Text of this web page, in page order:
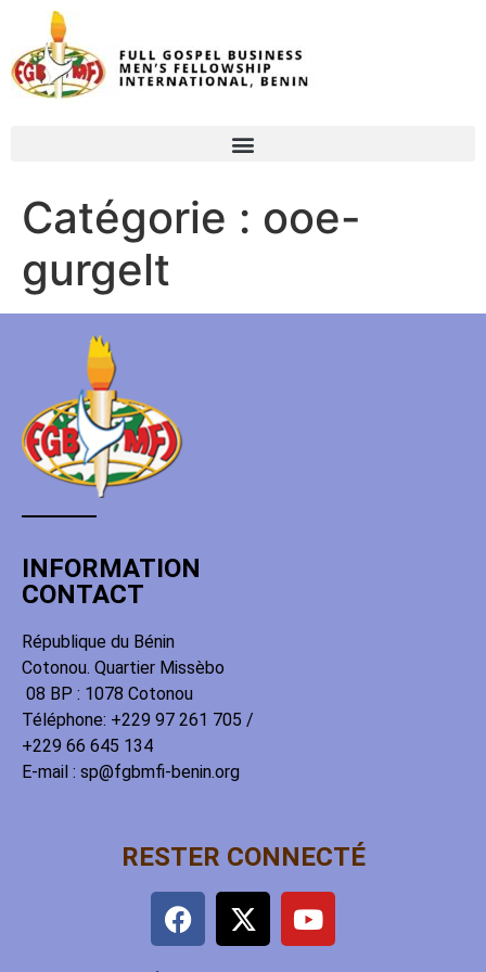
Catégorie : ooe-
gurgelt
INFORMATION
CONTACT
République du Bénin
Cotonou. Quartier Missèbo
08 BP : 1078 Cotonou
Téléphone: +229 97 261 705 /
+229 66 645 134
E-mail : sp@fgbmfi-benin.org
RESTER CONNECTÉ